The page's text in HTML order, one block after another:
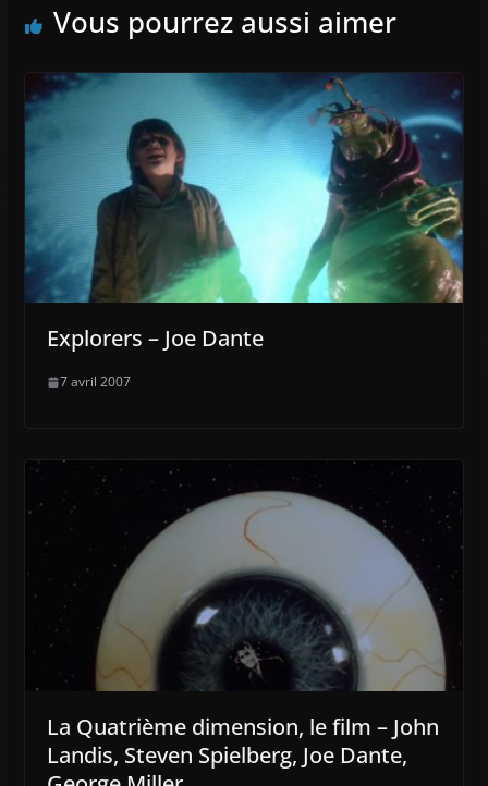
Vous pourrez aussi aimer
Explorers – Joe Dante
7 avril 2007
La Quatrième dimension, le film – John
Landis, Steven Spielberg, Joe Dante,